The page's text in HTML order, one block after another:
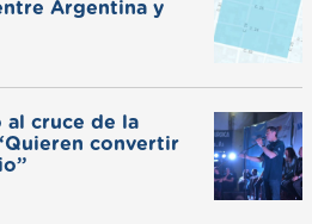
Argentina y
al cruce de la
convertir